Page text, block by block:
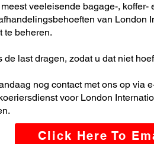
veeleisende bagage-, koffer-
van London
te beheren.
de last dragen, zodat u dat niet
nog contact met ons op via
voor London
Click Here To